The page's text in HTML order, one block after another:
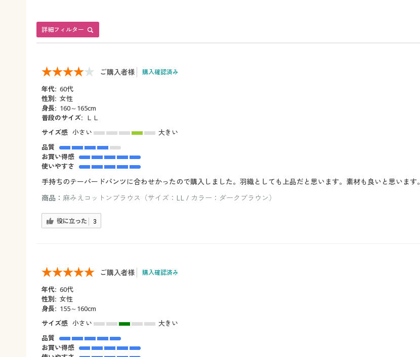
詳細フィルター
ご購入者様 購入確認済み
年代: 60代
性別: 女性
身長: 160～165cm
普段のサイズ: ＬＬ
サイズ感 小さい
大きい
品質
お買い得感
使いやすさ
手持ちのテーパードパンツに合わせかったので購入しました。羽織としても上品だと思います。素材も良いと思います。
商品： 麻みえコットンブラウス（サイズ：LL / カラー：ダークブラウン）
役に立った 3
ご購入者様 購入確認済み
年代: 60代
性別: 女性
身長: 155～160cm
サイズ感 小さい
大きい
品質
お買い得感